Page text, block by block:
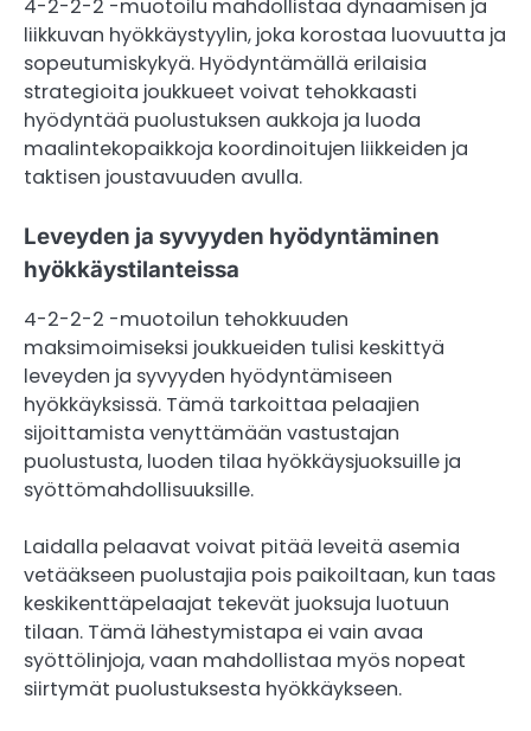
4-2-2-2 -muotoilu mahdollistaa dynaamisen ja
liikkuvan hyökkäystyylin, joka korostaa luovuutta ja
sopeutumiskykyä. Hyödyntämällä erilaisia
strategioita joukkueet voivat tehokkaasti
hyödyntää puolustuksen aukkoja ja luoda
maalintekopaikkoja koordinoitujen liikkeiden ja
taktisen joustavuuden avulla.
Leveyden ja syvyyden hyödyntäminen
hyökkäystilanteissa
4-2-2-2 -muotoilun tehokkuuden
maksimoimiseksi joukkueiden tulisi keskittyä
leveyden ja syvyyden hyödyntämiseen
hyökkäyksissä. Tämä tarkoittaa pelaajien
sijoittamista venyttämään vastustajan
puolustusta, luoden tilaa hyökkäysjuoksuille ja
syöttömahdollisuuksille.
Laidalla pelaavat voivat pitää leveitä asemia
vetääkseen puolustajia pois paikoiltaan, kun taas
keskikenttäpelaajat tekevät juoksuja luotuun
tilaan. Tämä lähestymistapa ei vain avaa
syöttölinjoja, vaan mahdollistaa myös nopeat
siirtymät puolustuksesta hyökkäykseen.